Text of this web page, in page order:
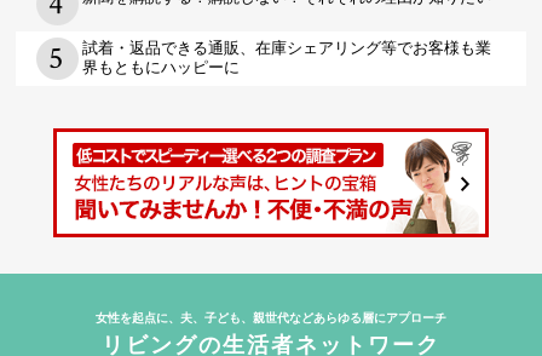
試着・返品できる通販、在庫シェアリング等でお客様も業
界もともにハッピーに
女性を起点に、夫、子ども、親世代などあらゆる層にアプローチ
リビングの生活者ネットワーク